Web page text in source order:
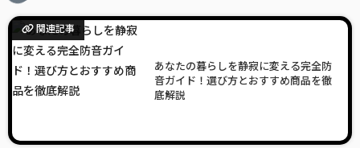
関連記事
あなたの暮らしを静寂に変える完全防
音ガイド！選び方とおすすめ商品を徹
底解説